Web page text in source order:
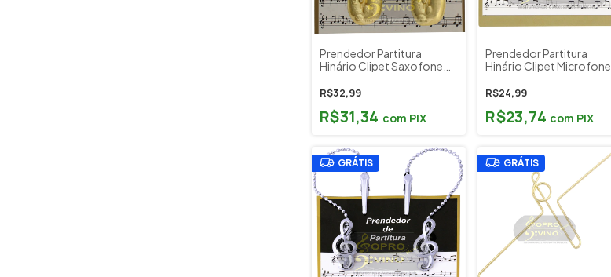
Prendedor Partitura
Hinário Clipet Saxofone
R$32,99
R$31,34 com PIX
Prendedor Partitura
Hinário Clipet Microfone
R$24,99
R$23,74 com PIX
GRÁTIS GRÁTIS